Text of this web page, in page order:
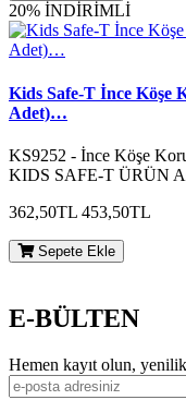
20% İNDİRİMLİ
Kids Safe-T İnce Köşe
Adet)…
KS9252 - İnce Köşe
KIDS SAFE-T ÜRÜN
362,50TL 453,50TL
Sepete Ekle
E-BÜLTEN
Hemen kayıt olun,